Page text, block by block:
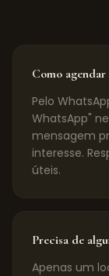
Como agendar
Pelo
WhatsApp"
mensagem
interesse.
úteis.
Precisa de
Apenas um